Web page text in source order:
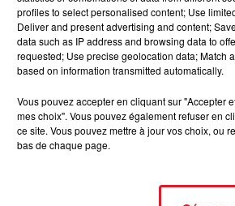
RDL
profiles to select personalised content; Use
Deliver and present advertising and content;
data such as IP address and browsing data to
requested; Use precise geolocation data; Match
based on information transmitted automatically.
Vous pouvez accepter en cliquant sur "Accepter
mes choix". Vous pouvez également refuser en
ce site. Vous pouvez mettre à jour vos choix, ou
bas de chaque page.